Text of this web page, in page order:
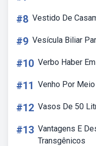
#8 Vestido De
#9 Vesícula Biliar
#10 Verbo Haber
#11 Venho Por
#12 Vasos De 50
#13 Vantagens E
Transgênicos